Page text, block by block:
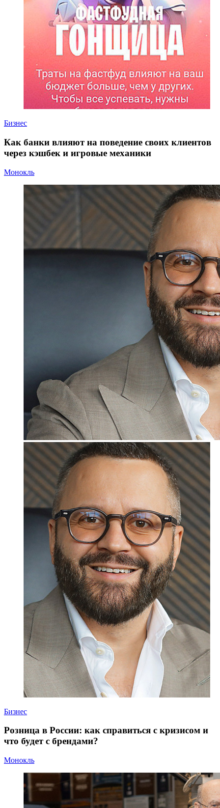
Бизнес
Как банки влияют на поведение своих клиентов
через кэшбек и игровые механики
Монокль
Бизнес
Розница в России: как справиться с кризисом и
что будет с брендами?
Монокль